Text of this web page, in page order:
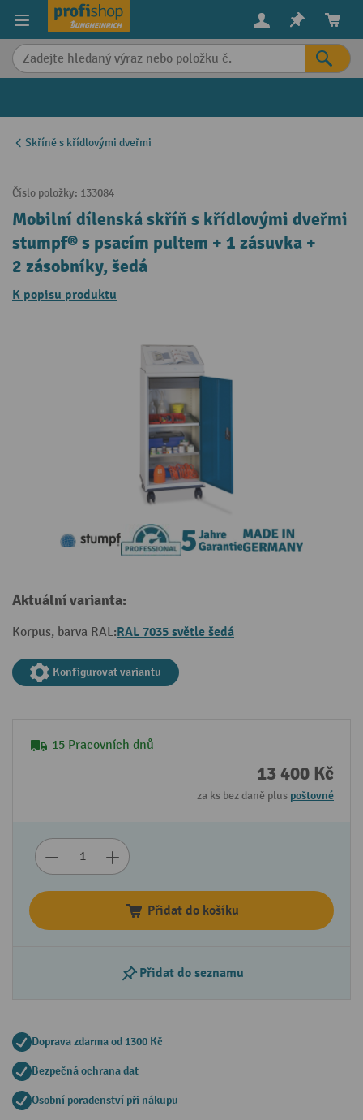
content
Skříně s křídlovými dveřmi
Číslo položky: 133084
Mobilní dílenská skříň s křídlovými dveřmi
stumpf® s psacím pultem + 1 zásuvka +
2 zásobníky, šedá
K popisu produktu
Aktuální varianta:
Korpus, barva RAL:RAL 7035 světle šedá
Konfigurovat variantu
15 Pracovních dnů
13 400 Kč
za ks bez daně plus poštovné
Přidat do košíku
Přidat do seznamu
Doprava zdarma od 1300 Kč
Bezpečná ochrana dat
Osobní poradenství při nákupu